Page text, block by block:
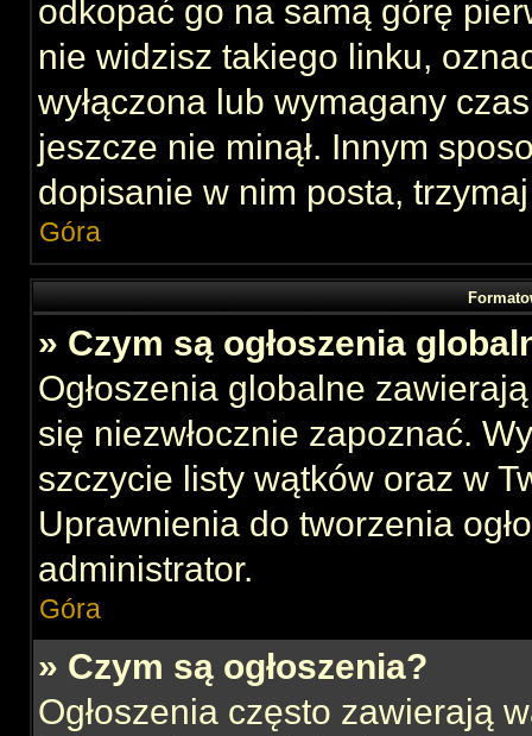
odkopać go na samą górę
nie widzisz takiego linku,
wyłączona lub wymagany
jeszcze nie minął. Innym
dopisanie w nim posta,
Góra
» Czym są ogłoszenia
Ogłoszenia globalne
się niezwłocznie zapoznać.
szczycie listy wątków oraz w
Uprawnienia do tworzenia
administrator.
Góra
» Czym są ogłoszenia?
Ogłoszenia często zawierają